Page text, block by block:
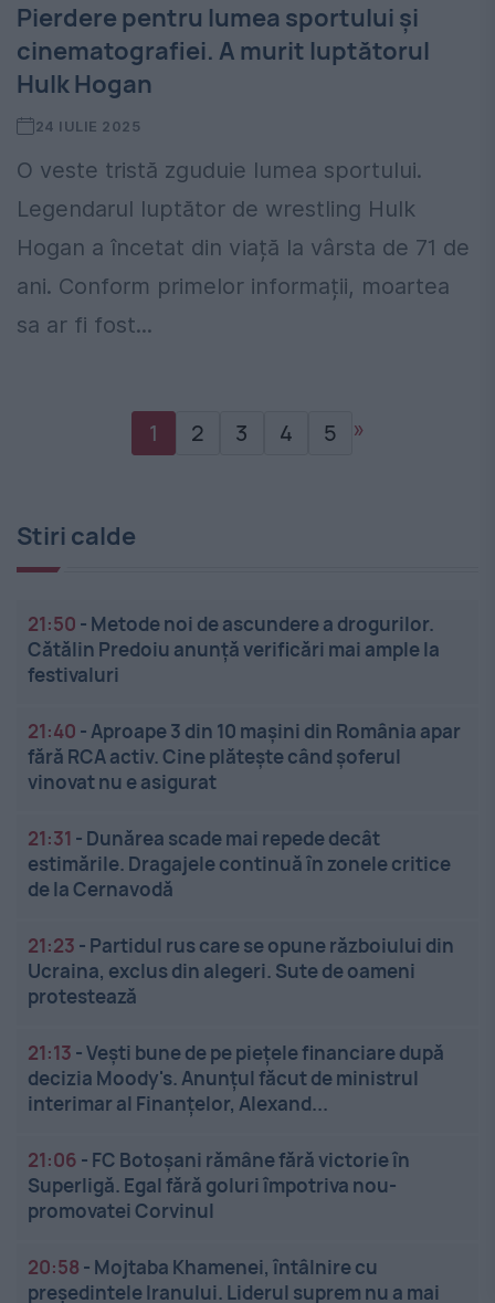
Pierdere pentru lumea sportului și
cinematografiei. A murit luptătorul
Hulk Hogan
24 IULIE 2025
O veste tristă zguduie lumea sportului.
Legendarul luptător de wrestling Hulk
Hogan a încetat din viață la vârsta de 71 de
ani. Conform primelor informații, moartea
sa ar fi fost...
1 2 3 4 5 »
Stiri calde
21:50 - Metode noi de ascundere a drogurilor.
Cătălin Predoiu anunță verificări mai ample la
festivaluri
21:40 -Aproape 3 din 10 mașini din România apar
fără RCA activ. Cine plătește când șoferul
vinovat nu e asigurat
21:31 - Dunărea scade mai repede decât
estimările. Dragajele continuă în zonele critice
de la Cernavodă
21:23 - Partidul rus care se opune războiului din
Ucraina, exclus din alegeri. Sute de oameni
protestează
21:13 -Vești bune de pe piețele financiare după
decizia Moody's. Anunțul făcut de ministrul
interimar al Finanțelor, Alexand...
21:06 - FC Botoșani rămâne fără victorie în
Superligă. Egal fără goluri împotriva nou-
promovatei Corvinul
20:58 - Mojtaba Khamenei, întâlnire cu
președintele Iranului. Liderul suprem nu a mai